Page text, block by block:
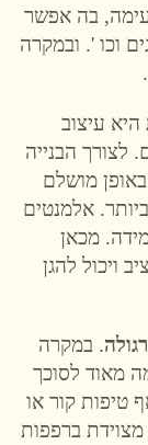
בה אפשר
וכו '. ובמקרה
היא עיצוב
לצורך הבנייה
מושלם
אלמנטים
מכאן
ויכול להגן
. במקרה
מאוד לסוכך
טיפות קור או
ברפפות